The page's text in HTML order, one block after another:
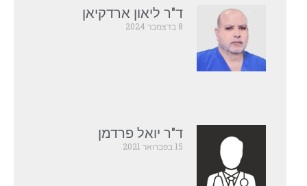
ד"ר ליאון ארדקיאן
8 בדצמבר 2024
ד"ר יואל פרדמן
15 בפברואר 2021